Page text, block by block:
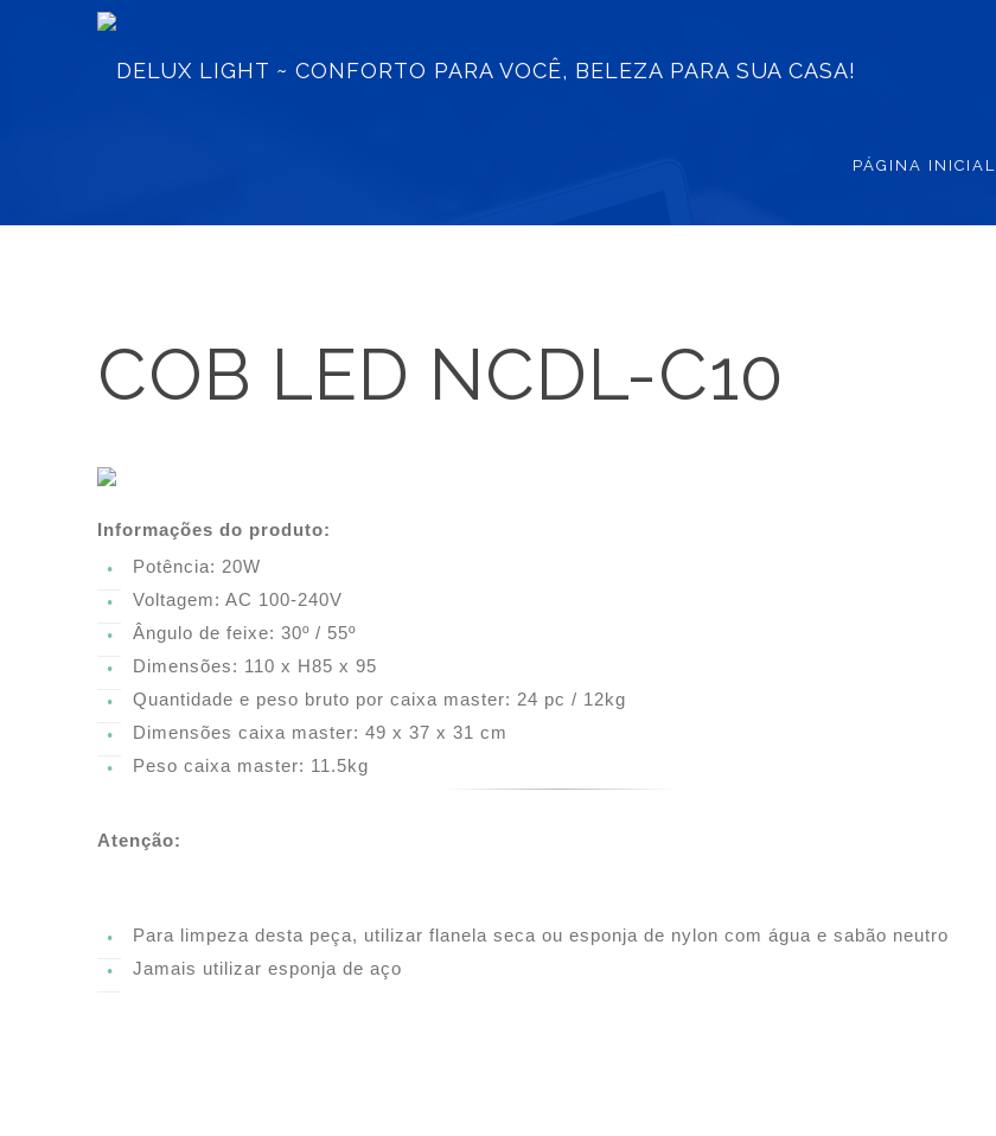
PÁGINA INICIAL
COB LED NCDL-C10
Informações do produto:
• Potência: 20W
• Voltagem: AC 100-240V
• Ângulo de feixe: 30º / 55º
• Dimensões: 110 x H85 x 95
• Quantidade e peso bruto por caixa master: 24 pc / 12kg
• Dimensões caixa master: 49 x 37 x 31 cm
• Peso caixa master: 11.5kg
Atenção:
• Para limpeza desta peça, utilizar flanela seca ou esponja de nylon com água e sabão neutro
• Jamais utilizar esponja de aço